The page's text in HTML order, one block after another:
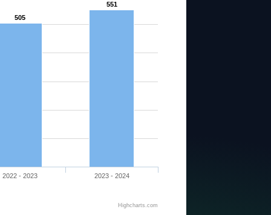
505
551
2022 - 2023 2023 - 2024
Highcharts.com